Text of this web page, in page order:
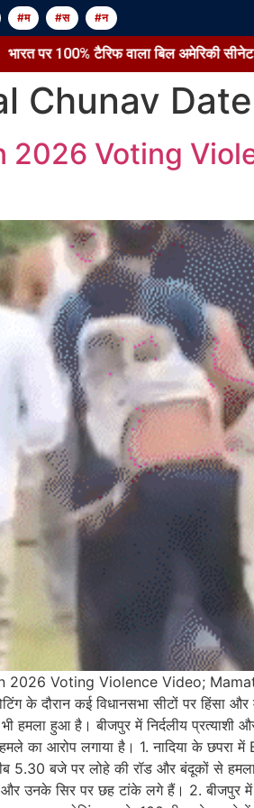
#म #स #न
पर 100% टैरिफ वाला बिल अमेरिकी सीनेट में
Chunav
2026 Voting
2026 Voting Violence Video;
के दौरान कई विधानसभा सीटों पर हिंसा
हमला हुआ है। बीजपुर में निर्दलीय प्रत्याशी
का आरोप लगाया है। 1. नादिया के छपरा
5.30 बजे पर लोहे की रॉड और बंदूकों से
उनके सिर पर छह टांके लगे हैं। 2. बीजपुर में